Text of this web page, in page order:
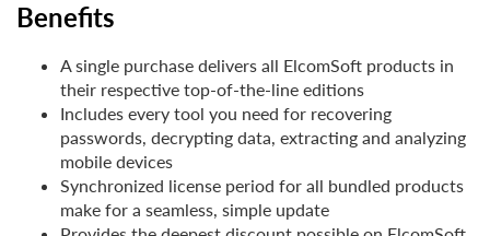
Benefits
A single purchase delivers all ElcomSoft products in
their respective top-of-the-line editions
Includes every tool you need for recovering
passwords, decrypting data, extracting and analyzing
mobile devices
Synchronized license period for all bundled products
make for a seamless, simple update